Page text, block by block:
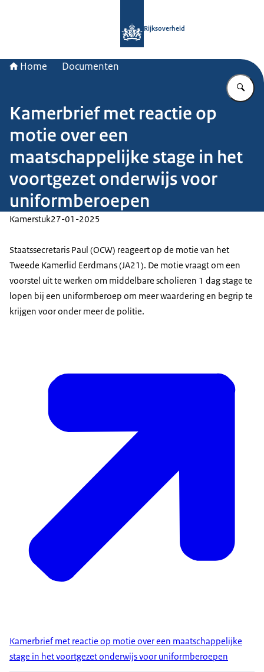
Rijksoverheid
Home Documenten
Kamerbrief met reactie op
motie over een
maatschappelijke stage in het
voortgezet onderwijs voor
uniformberoepen
Kamerstuk27-01-2025
Staatssecretaris Paul (OCW) reageert op de motie van het
Tweede Kamerlid Eerdmans (JA21). De motie vraagt om een
voorstel uit te werken om middelbare scholieren 1 dag stage te
lopen bij een uniformberoep om meer waardering en begrip te
krijgen voor onder meer de politie.
Kamerbrief met reactie op motie over een maatschappelijke
stage in het voortgezet onderwijs voor uniformberoepen